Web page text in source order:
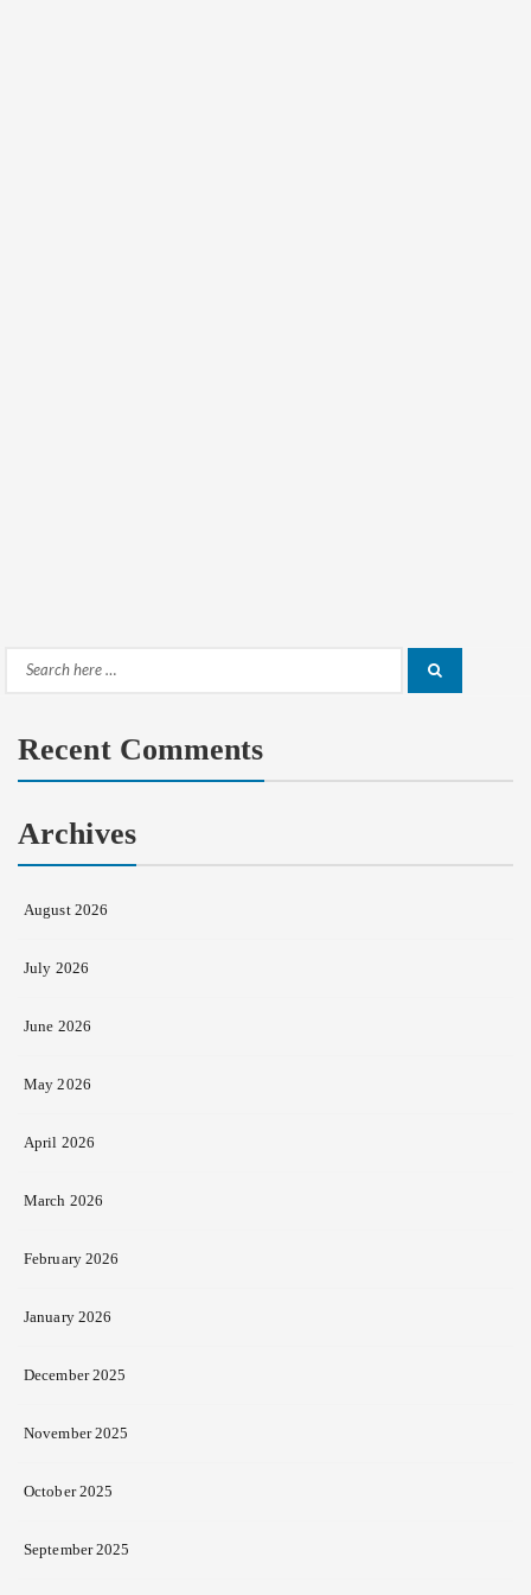
Search
Recent Comments
Archives
August 2026
July 2026
June 2026
May 2026
April 2026
March 2026
February 2026
January 2026
December 2025
November 2025
October 2025
September 2025